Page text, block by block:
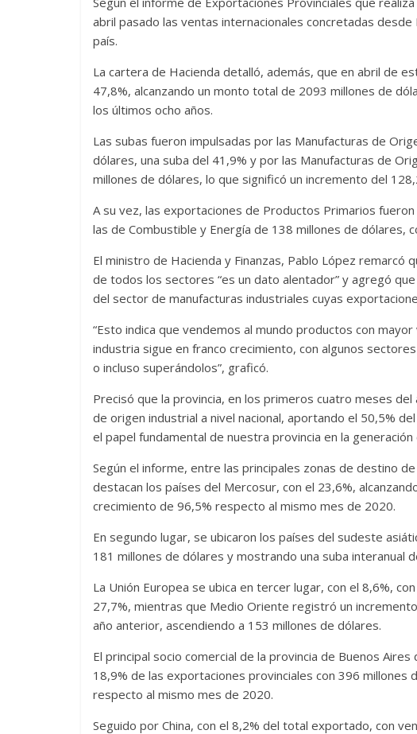
abril pasado las ventas internacionales concretadas
país.
La cartera de Hacienda detalló, además, que en abril de
47,8%, alcanzando un monto total de 2093 millones de
los últimos ocho años.
Las subas fueron impulsadas por las Manufacturas de
dólares, una suba del 41,9% y por las Manufacturas de
millones de dólares, lo que significó un incremento del
A su vez, las exportaciones de Productos Primarios
las de Combustible y Energía de 138 millones de dólares,
El ministro de Hacienda y Finanzas, Pablo López remarcó
de todos los sectores “es un dato alentador” y agregó
del sector de manufacturas industriales cuyas
“Esto indica que vendemos al mundo productos con
industria sigue en franco crecimiento, con algunos
o incluso superándolos”, graficó.
Precisó que la provincia, en los primeros cuatro meses
de origen industrial a nivel nacional, aportando el 50,5%
el papel fundamental de nuestra provincia en la generación
Según el informe, entre las principales zonas de destino
destacan los países del Mercosur, con el 23,6%,
crecimiento de 96,5% respecto al mismo mes de 2020.
En segundo lugar, se ubicaron los países del sudeste
181 millones de dólares y mostrando una suba interanual
La Unión Europea se ubica en tercer lugar, con el 8,6%,
27,7%, mientras que Medio Oriente registró un
año anterior, ascendiendo a 153 millones de dólares.
El principal socio comercial de la provincia de Buenos
18,9% de las exportaciones provinciales con 396 millones
respecto al mismo mes de 2020.
Seguido por China, con el 8,2% del total exportado, con